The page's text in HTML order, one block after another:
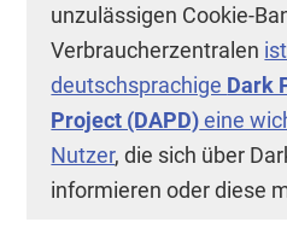
unzulässigen Cookie-
Verbraucherzentralen
deutschsprachige Dark
Project (DAPD)eine
Nutzer, die sich über
informieren oder diese